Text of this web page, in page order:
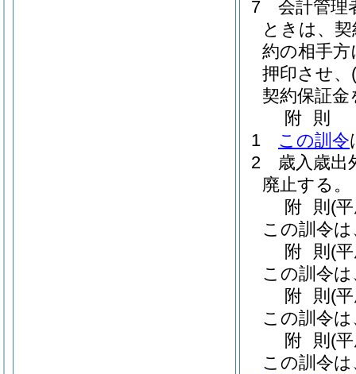
7
会計管理
ときは、
約の相手方
押印させ、
契約保証
附 則
1
この訓令
2
歳入歳出
廃止する。
附 則 (
この訓令
附 則 (
この訓令
附 則 (
この訓令
附 則 (
この訓令